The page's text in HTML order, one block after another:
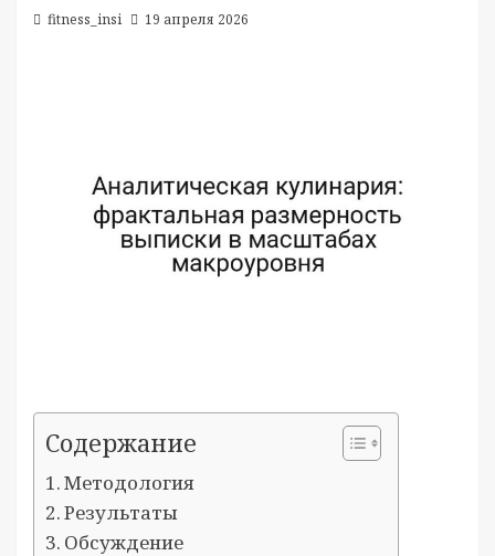
fitness_insi 19 апреля 2026
Содержание
Методология
Результаты
Обсуждение